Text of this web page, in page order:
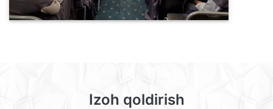
Izoh qoldirish